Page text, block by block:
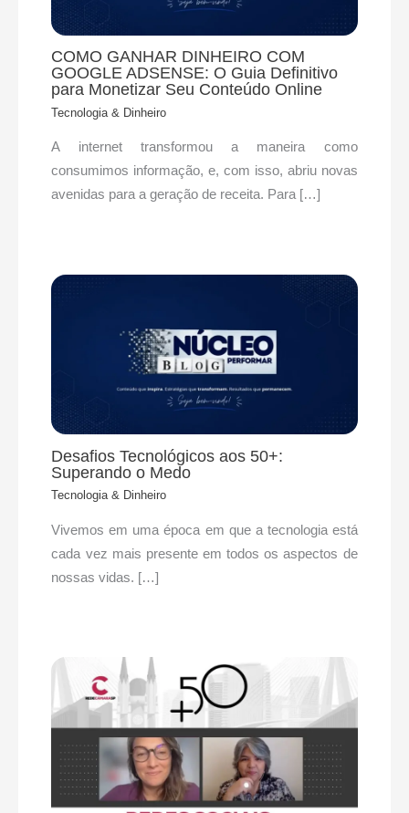
COMO GANHAR DINHEIRO COM
GOOGLE ADSENSE: O Guia Definitivo
para Monetizar Seu Conteúdo Online
Tecnologia & Dinheiro
A internet transformou a maneira como
consumimos informação, e, com isso, abriu novas
avenidas para a geração de receita. Para […]
Desafios Tecnológicos aos 50+:
Superando o Medo
Tecnologia & Dinheiro
Vivemos em uma época em que a tecnologia está
cada vez mais presente em todos os aspectos de
nossas vidas. […]